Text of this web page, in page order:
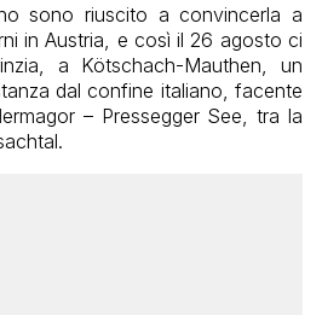
sono riuscito a convincerla a
in Austria, e così il 26 agosto ci
a Kötschach-Mauthen, un
dal confine italiano, facente
– Pressegger See, tra la